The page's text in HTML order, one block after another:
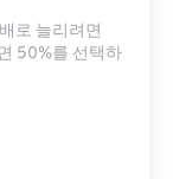
로 늘리려면
50%를 선택하